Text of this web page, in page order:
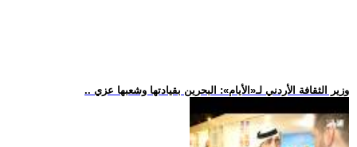
.. وزير الثقافة الأردني لـ«الأيام»: البحرين بقيادتها وشعبها عزي